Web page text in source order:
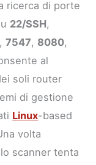
ricerca di porte
22/SSH,
,7547, 8080,
al
soli router
di gestione
Linux-based
volta
scanner tenta